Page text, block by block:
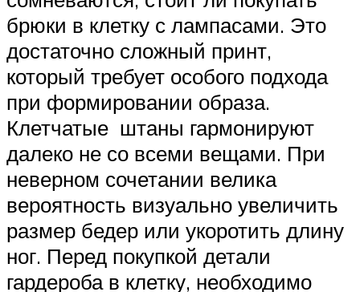
брюки в клетку с лампасами. Это
достаточно сложный принт,
который требует особого подхода
при формировании образа.
Клетчатые штаны гармонируют
далеко не со всеми вещами. При
неверном сочетании велика
вероятность визуально увеличить
размер бедер или укоротить длину
ног. Перед покупкой детали
гардероба в клетку, необходимо